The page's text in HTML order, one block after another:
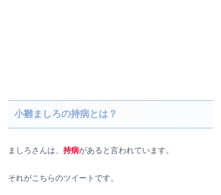
小雛ましろの持病とは？
ましろさんは、 持病があると言われています。
それがこちらのツイートです。